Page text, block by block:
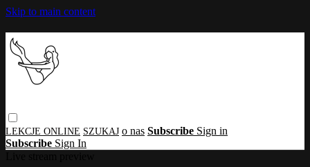
Skip to main content
o nas Subscribe Sign in
Subscribe Sign In